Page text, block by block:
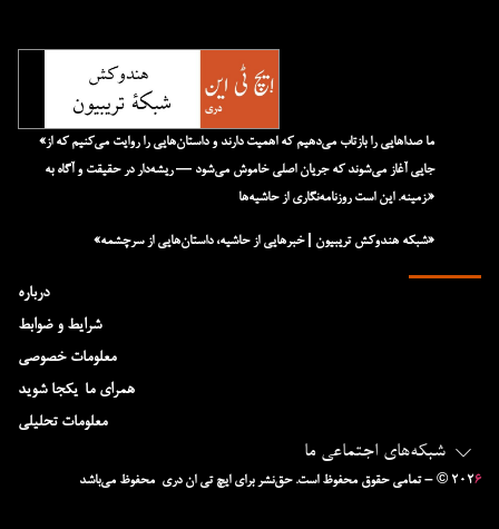
شبکه‌های اجتماعی ما
– © ۲۰۲۶ تمامی حقوق محفوظ است. حق‌نشر برای ایچ‌ تی‌ ان دری محفوظ می‌باشد
درباره
شرایط و ضوابط
معلومات خصوصی
همرای ما-یکجا شوید
معلومات تحلیلی
«ما صداهایی را بازتاب می‌دهیم که اهمیت دارند و داستان‌هایی را روایت می‌کنیم که از
جایی آغاز می‌شوند که جریان اصلی خاموش می‌شود — ریشه‌دار در حقیقت و آگاه به
زمینه. این است روزنامه‌نگاری از حاشیه‌ها.»
«شبکه هند‌و‌کش تریبیون | خبرهایی از حاشیه، داستان‌هایی از سرچشمه»